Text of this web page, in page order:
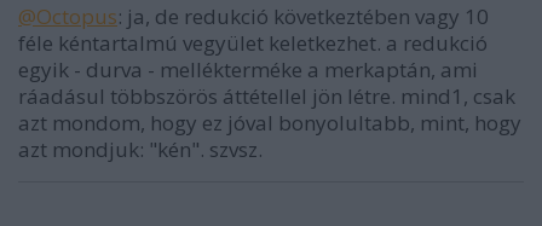
@Octopus: ja, de redukció következtében vagy 10
féle kéntartalmú vegyület keletkezhet. a redukció
egyik - durva - mellékterméke a merkaptán, ami
ráadásul többszörös áttétellel jön létre. mind1, csak
azt mondom, hogy ez jóval bonyolultabb, mint, hogy
azt mondjuk: "kén". szvsz.